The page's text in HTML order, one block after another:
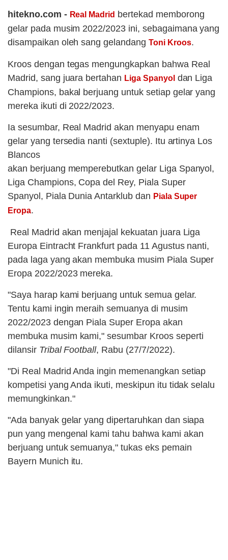
hitekno.com - Real Madrid bertekad memborong
gelar pada musim 2022/2023 ini, sebagaimana yang
disampaikan oleh sang gelandang Toni Kroos.
Kroos dengan tegas mengungkapkan bahwa Real
Madrid, sang juara bertahan Liga Spanyol dan Liga
Champions, bakal berjuang untuk setiap gelar yang
mereka ikuti di 2022/2023.
Ia sesumbar, Real Madrid akan menyapu enam
gelar yang tersedia nanti (sextuple). Itu artinya Los
Blancos
akan berjuang memperebutkan gelar Liga Spanyol,
Liga Champions, Copa del Rey, Piala Super
Spanyol, Piala Dunia Antarklub dan Piala Super
Eropa.
Real Madrid akan menjajal kekuatan juara Liga
Europa Eintracht Frankfurt pada 11 Agustus nanti,
pada laga yang akan membuka musim Piala Super
Eropa 2022/2023 mereka.
"Saya harap kami berjuang untuk semua gelar.
Tentu kami ingin meraih semuanya di musim
2022/2023 dengan Piala Super Eropa akan
membuka musim kami," sesumbar Kroos seperti
dilansir Tribal Football, Rabu (27/7/2022).
"Di Real Madrid Anda ingin memenangkan setiap
kompetisi yang Anda ikuti, meskipun itu tidak selalu
memungkinkan."
"Ada banyak gelar yang dipertaruhkan dan siapa
pun yang mengenal kami tahu bahwa kami akan
berjuang untuk semuanya," tukas eks pemain
Bayern Munich itu.